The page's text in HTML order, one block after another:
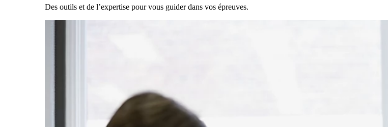
Des outils et de l’expertise pour vous guider dans vos épreuves.